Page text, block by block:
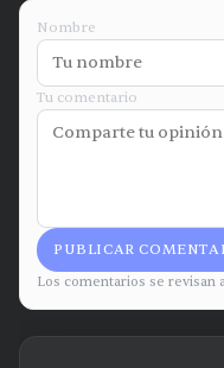
Nombre
Tu comentario
PUBLICAR
Los comentarios se revisan